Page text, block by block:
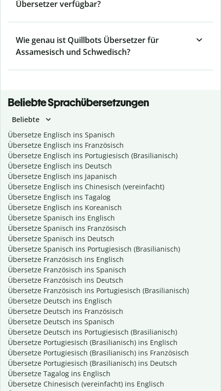
Übersetzer verfügbar?
Wie genau ist Quillbots Übersetzer für
Assamesisch und Schwedisch?
Beliebte Sprachübersetzungen
Beliebte
Übersetze Englisch ins Spanisch
Übersetze Englisch ins Französisch
Übersetze Englisch ins Portugiesisch (Brasilianisch)
Übersetze Englisch ins Deutsch
Übersetze Englisch ins Japanisch
Übersetze Englisch ins Chinesisch (vereinfacht)
Übersetze Englisch ins Tagalog
Übersetze Englisch ins Koreanisch
Übersetze Spanisch ins Englisch
Übersetze Spanisch ins Französisch
Übersetze Spanisch ins Deutsch
Übersetze Spanisch ins Portugiesisch (Brasilianisch)
Übersetze Französisch ins Englisch
Übersetze Französisch ins Spanisch
Übersetze Französisch ins Deutsch
Übersetze Französisch ins Portugiesisch (Brasilianisch)
Übersetze Deutsch ins Englisch
Übersetze Deutsch ins Französisch
Übersetze Deutsch ins Spanisch
Übersetze Deutsch ins Portugiesisch (Brasilianisch)
Übersetze Portugiesisch (Brasilianisch) ins Englisch
Übersetze Portugiesisch (Brasilianisch) ins Französisch
Übersetze Portugiesisch (Brasilianisch) ins Deutsch
Übersetze Tagalog ins Englisch
Übersetze Chinesisch (vereinfacht) ins Englisch